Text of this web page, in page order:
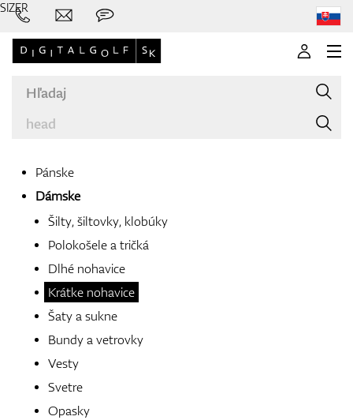
Pánske
Dámske
Šilty, šiltovky, klobúky
Polokošele a tričká
Dlhé nohavice
Krátke nohavice
Šaty a sukne
Bundy a vetrovky
Vesty
Svetre
Opasky
SIZER